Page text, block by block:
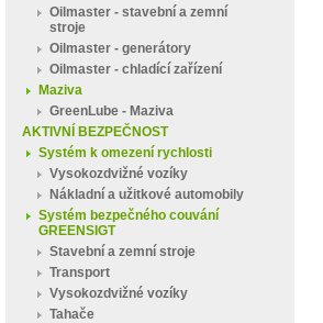
Oilmaster - stavební a zemní
stroje
Oilmaster - generátory
Oilmaster - chladící zařízení
Maziva
GreenLube - Maziva
AKTIVNÍ BEZPEČNOST
Systém k omezení rychlosti
Vysokozdvižné vozíky
Nákladní a užitkové automobily
Systém bezpečného couvání
GREENSIGT
Stavební a zemní stroje
Transport
Vysokozdvižné vozíky
Tahače